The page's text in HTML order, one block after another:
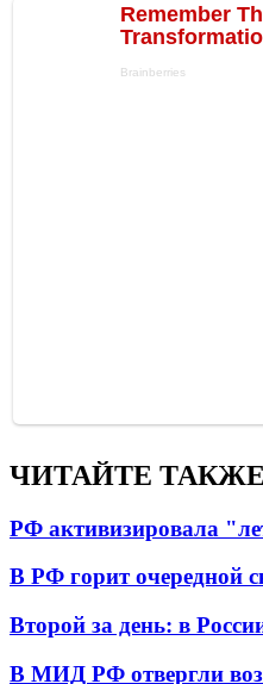
ЧИТАЙТЕ ТАКЖЕ
РФ активизировала
В РФ горит очередной
Второй за день: в
В МИД РФ отвергли